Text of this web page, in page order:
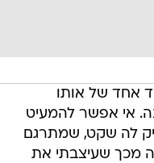
אחד של אותו
אי אפשר להמעיט
לה שקט, שמתרגם
מכך שעיצבתי את